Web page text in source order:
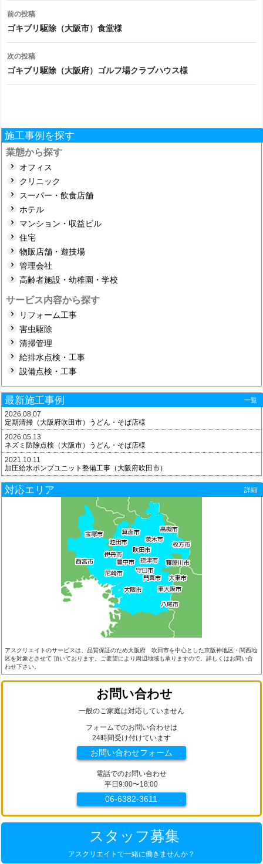
投
稿
ナ
ビ
シ
ョ
ン
前の投稿
ゴキブリ駆除（大阪市）食堂様
次の投稿
ゴキブリ駆除（大阪府）ゴルフ場クラブハウス様
施工事例を探す
業態から探す
オフィス
クリニック
スーパー・飲食店舗
ホテル
マンション・収益ビル
住宅
物販店舗・遊技場
管理会社
高齢者施設・幼稚園・学校
サービス内容から探す
リフォーム工事
害虫駆除
清掃管理
給排水点検・工事
設備点検・工事
最新施工事例 一覧
2026.08.07
定期清掃（大阪府吹田市）うどん・そば店様
2026.05.13
ネズミ防除点検（大阪市）うどん・そば店様
2021.10.11
加圧給水ポンプユニット整備工事（大阪府吹田市）
対応エリア 詳細
アスクリエイトのサービスは、品質保証のため大阪府 吹田市を中心とした京阪神地区・関西地
区を対象とさせて 頂いております。ご要望により周辺地域も承りますので、詳しくはお問い合
わせ下さい。
お問い合わせ
一般のご家庭は対応していません
フォームでのお問い合わせは
24時間受け付けています
お問い合わせフォーム
電話でのお問い合わせ
平日9:00〜18:00
06-6382-3611
スタッフ募集
アスクリエイトで一緒に働きませんか？